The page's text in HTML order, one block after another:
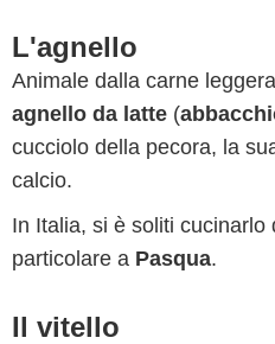
L'agnello
Animale dalla carne
agnello da latte (
cucciolo della pecora, la
calcio.
In Italia, si è soliti cucinarlo
particolare a Pasqua.
Il vitello